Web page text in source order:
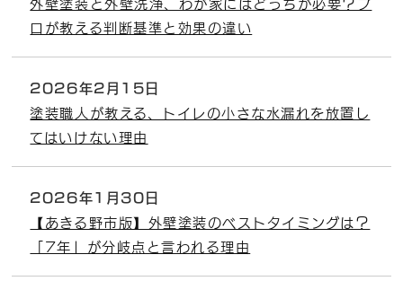
ロが教える判断基準と効果の違い
2026年2月15日
塗装職人が教える、トイレの小さな水漏れを放置し
てはいけない理由
2026年1月30日
【あきる野市版】外壁塗装のベストタイミングは？
「7年」が分岐点と言われる理由